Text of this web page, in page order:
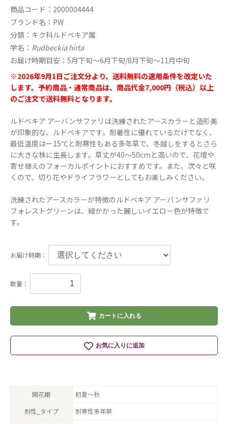
商品コード：2000004444
ブランド名：PW
分類：キク科ルドベキア属
学名： Rudbeckia hirta
お届け時期目安：5月下旬〜6月下旬/8月下旬〜11月中旬
※2026年9月1日ご注文分より、送料無料の適用条件を改定いた
します。予約商品・通常商品は、商品代金7,000円（税込）以上
のご注文で送料無料となります。
ルドベキア アーバンサファリは洗練されたアースカラーと造形美
が印象的な、ルドベキアです。耐暑性に優れているだけでなく、
最低温度はー15℃と耐寒性もある多年草で、冬越しをするとさら
に大きな株に生長します。草丈が40〜50cmと高いので、花壇や
寄せ植えのフォーカルポイントにおすすめです。また、次々と咲
くので、切り花やドライフラワーとしてもお楽しみください。
洗練されたアースカラーが特徴のルドベキア アーバンサファリ
フォレストグリーンは、緑かかった麗しいイエロー色が特徴で
す。
お届け時期：
数量：
カートに入れる
お気に入りに追加
開花期
初夏〜秋
耐性_タイプ
耐寒性多年草